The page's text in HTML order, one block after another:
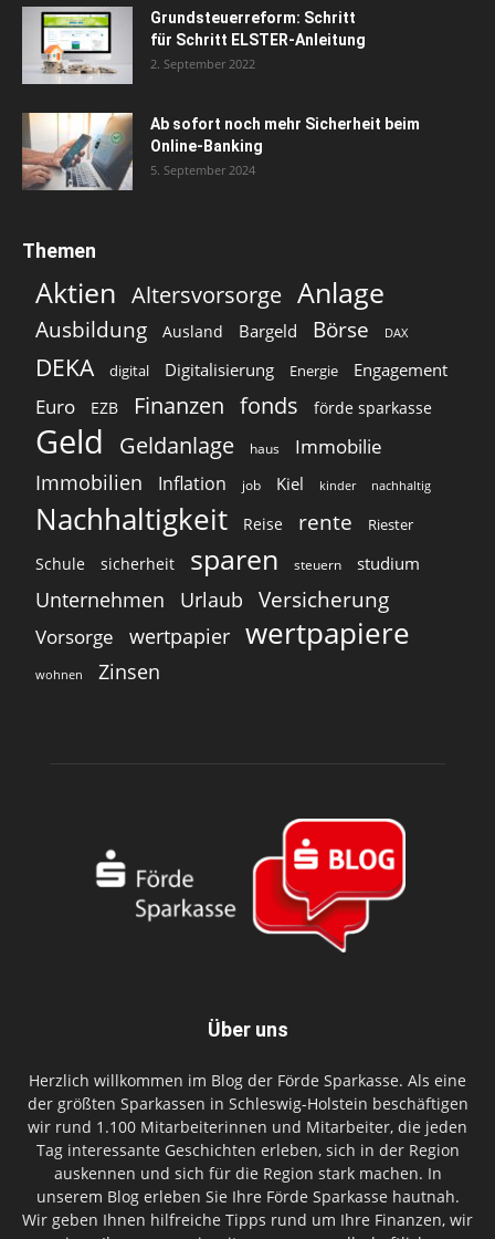
Grundsteuerreform: Schritt
für Schritt ELSTER-Anleitung
2. September 2022
Ab sofort noch mehr Sicherheit beim
Online-Banking
5. September 2024
Themen
Aktien Altersvorsorge Anlage
Ausbildung Ausland Bargeld Börse DAX
DEKA digital Digitalisierung Energie Engagement
Euro EZB Finanzen fonds förde sparkasse
Geld Geldanlage haus Immobilie
Immobilien Inflation job Kiel kinder nachhaltig
Nachhaltigkeit Reise rente Riester
Schule sicherheit sparen steuern studium
Unternehmen Urlaub Versicherung
Vorsorge wertpapier wertpapiere
wohnen Zinsen
Über uns
Herzlich willkommen im Blog der Förde Sparkasse. Als eine
der größten Sparkassen in Schleswig-Holstein beschäftigen
wir rund 1.100 Mitarbeiterinnen und Mitarbeiter, die jeden
Tag interessante Geschichten erleben, sich in der Region
auskennen und sich für die Region stark machen. In
unserem Blog erleben Sie Ihre Förde Sparkasse hautnah.
Wir geben Ihnen hilfreiche Tipps rund um Ihre Finanzen, wir